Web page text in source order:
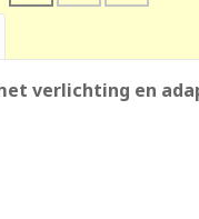
verlichting en